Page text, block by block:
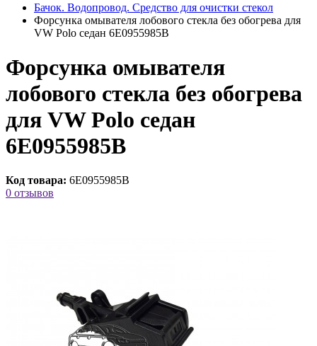
Бачок. Водопровод. Cредство для очистки стекол
Форсунка омывателя лобового стекла без обогрева для
VW Polo седан 6E0955985B
Форсунка омывателя
лобового стекла без обогрева
для VW Polo седан
6E0955985B
Код товара: 6E0955985B
0 отзывов